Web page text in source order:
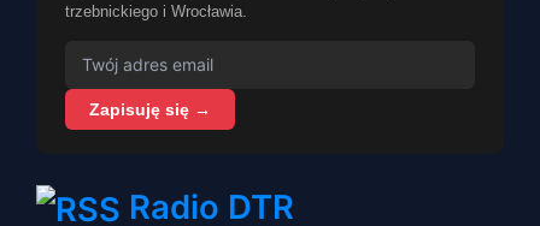
trzebnickiego i Wrocławia.
Zapisuję się →
Radio DTR